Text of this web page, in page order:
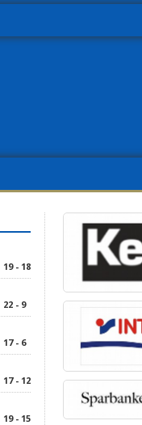
19 - 18
22 - 9
17 - 6
17 - 12
19 - 15